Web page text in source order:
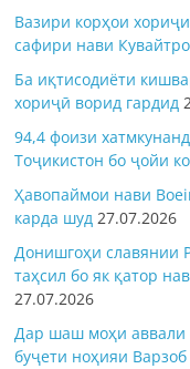
Вазири корҳои
сафири нави
Ба иқтисодиёти
хориҷӣ ворид гардид
94,4 фоизи
Тоҷикистон бо ҷойи
Ҳавопаймои нави
карда шуд 27.07.2026
Донишгоҳи славянии
таҳсил бо як қатор
27.07.2026
Дар шаш моҳи аввали
буҷети ноҳияи